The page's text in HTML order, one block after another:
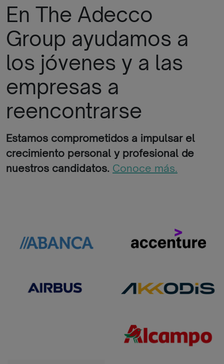
En The Adecco
Group ayudamos a
los jóvenes y a las
empresas a
reencontrarse
Estamos comprometidos a impulsar el
crecimiento personal y profesional de
nuestros candidatos. Conoce más.